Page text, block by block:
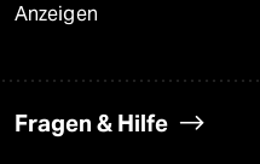
Anzeigen
Fragen & Hilfe